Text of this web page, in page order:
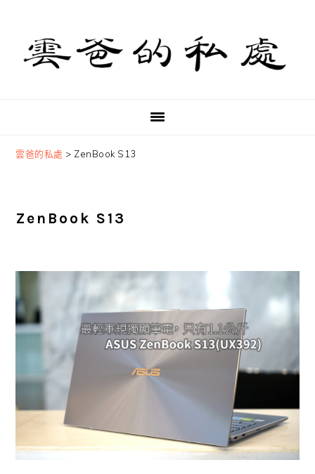
primary
navigation
content
primary
sidebar
雲爸的私處 > ZenBook S13
ZenBook S13